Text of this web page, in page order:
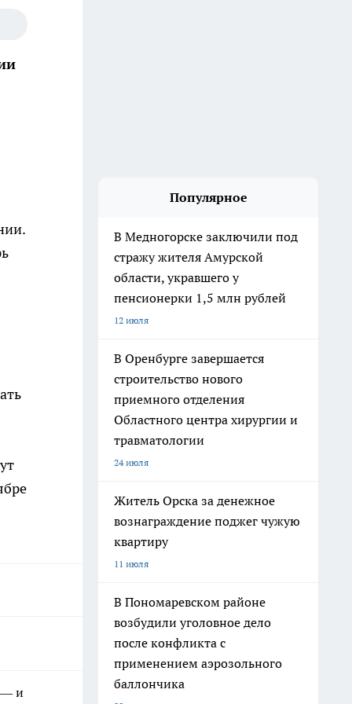
— и
Популярное
В Медногорске заключили под
стражу жителя Амурской
области, укравшего у
пенсионерки 1,5 млн рублей
12 июля
В Оренбурге завершается
строительство нового
приемного отделения
Областного центра хирургии и
травматологии
24 июля
Житель Орска за денежное
вознаграждение поджег чужую
квартиру
11 июля
В Пономаревском районе
возбудили уголовное дело
после конфликта с
применением аэрозольного
баллончика